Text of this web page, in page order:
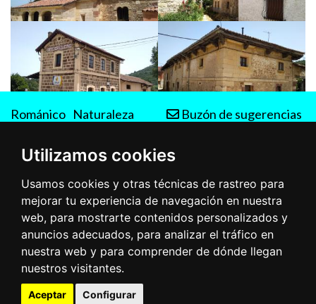
Utilizamos cookies
Usamos cookies y otras técnicas de rastreo para
mejorar tu experiencia de navegación en nuestra
web, para mostrarte contenidos personalizados y
anuncios adecuados, para analizar el tráfico en
nuestra web y para comprender de dónde llegan
nuestros visitantes.
Aceptar Configurar
Románico Naturaleza
Buzón de sugerencias